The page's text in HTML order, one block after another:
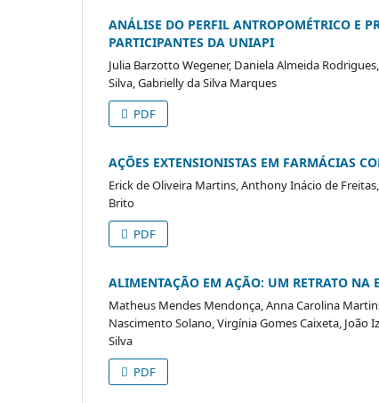
ANÁLISE DO PERFIL ANTROPOMÉTRICO E
PARTICIPANTES DA UNIAPI
Julia Barzotto Wegener, Daniela Almeida
Silva, Gabrielly da Silva Marques
PDF
AÇÕES EXTENSIONISTAS EM FARMÁCIAS
Erick de Oliveira Martins, Anthony Inácio de
Brito
PDF
ALIMENTAÇÃO EM AÇÃO: UM RETRATO NA
Matheus Mendes Mendonça, Anna Carolina
Nascimento Solano, Virgínia Gomes Caixeta, João
Silva
PDF